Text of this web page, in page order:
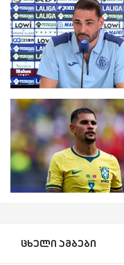
ცხელი ამბები